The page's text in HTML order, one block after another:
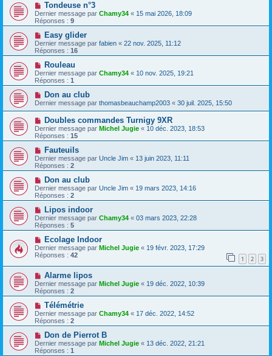
Tondeuse n°3
Dernier message par Chamy34 « 15 mai 2026, 18:09
Réponses : 9
Easy glider
Dernier message par fabien « 22 nov. 2025, 11:12
Réponses : 16
Rouleau
Dernier message par Chamy34 « 10 nov. 2025, 19:21
Réponses : 1
Don au club
Dernier message par thomasbeauchamp2003 « 30 juil. 2025, 15:50
Doubles commandes Turnigy 9XR
Dernier message par Michel Jugie « 10 déc. 2023, 18:53
Réponses : 15
Fauteuils
Dernier message par Uncle Jim « 13 juin 2023, 11:11
Réponses : 2
Don au club
Dernier message par Uncle Jim « 19 mars 2023, 14:16
Réponses : 2
Lipos indoor
Dernier message par Chamy34 « 03 mars 2023, 22:28
Réponses : 5
Ecolage Indoor
Dernier message par Michel Jugie « 19 févr. 2023, 17:29
Réponses : 42 1 2 3
Alarme lipos
Dernier message par Michel Jugie « 19 déc. 2022, 10:39
Réponses : 2
Télémétrie
Dernier message par Chamy34 « 17 déc. 2022, 14:52
Réponses : 2
Don de Pierrot B
Dernier message par Michel Jugie « 13 déc. 2022, 21:21
Réponses : 1